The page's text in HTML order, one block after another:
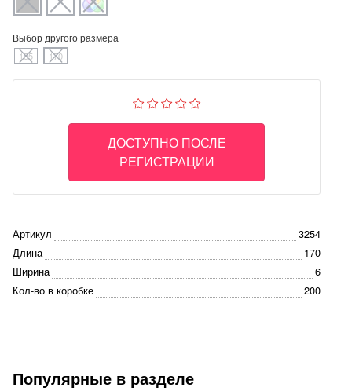
Выбор другого размера
155 170
ДОСТУПНО ПОСЛЕ
РЕГИСТРАЦИИ
Артикул
3254
Длина
170
Ширина
6
Кол-во в коробке
200
Популярные в разделе